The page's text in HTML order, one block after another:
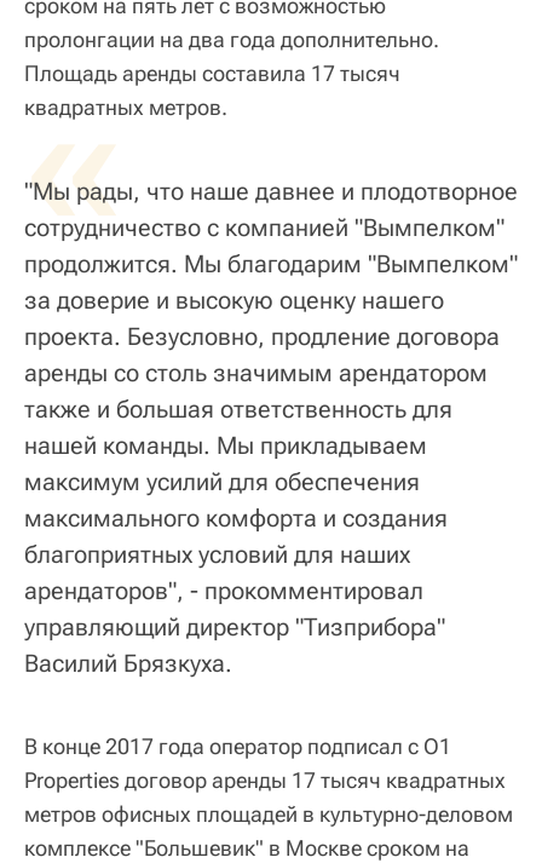
сроком на пять лет с возможностью
пролонгации на два года дополнительно.
Площадь аренды составила 17 тысяч
квадратных метров.
«
"Мы рады, что наше давнее и плодотворное
сотрудничество с компанией "Вымпелком"
продолжится. Мы благодарим "Вымпелком"
за доверие и высокую оценку нашего
проекта. Безусловно, продление договора
аренды со столь значимым арендатором
также и большая ответственность для
нашей команды. Мы прикладываем
максимум усилий для обеспечения
максимального комфорта и создания
благоприятных условий для наших
арендаторов", - прокомментировал
управляющий директор "Тизприбора"
Василий Брязкуха.
В конце 2017 года оператор подписал с O1
Properties договор аренды 17 тысяч квадратных
метров офисных площадей в культурно-деловом
комплексе "Большевик" в Москве сроком на